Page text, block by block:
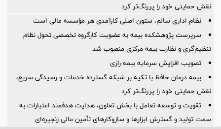
نقش حمایتی خود را پررنگ‌تر کرد
نظام اداری سالم، ستون اصلی کارآمدی هر مؤسسه مالی است
سرپرست پژوهشكده بیمه به عضویت كارگروه تخصصی تحول نظام
تنظیم‌گری و نظارت بیمه مركزی منصوب شد
تصویب افزایش سرمایه بیمه رازی
بیمه درمان حافظ با تکیه بر شبکه گسترده خدمات و رسیدگی سریع،
نقش حمایتی خود را پررنگ‌تر کرد
تقویت و توسعه تعامل با بخش تعاون، هدایت هدفمند اعتبارات به
سمت تولید و گسترش ابزارها و سازوکارهای تأمین مالی زنجیره‌ای